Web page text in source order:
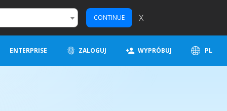
CONTINUE X
ENTERPRISE ZALOGUJ WYPRÓBUJ PL